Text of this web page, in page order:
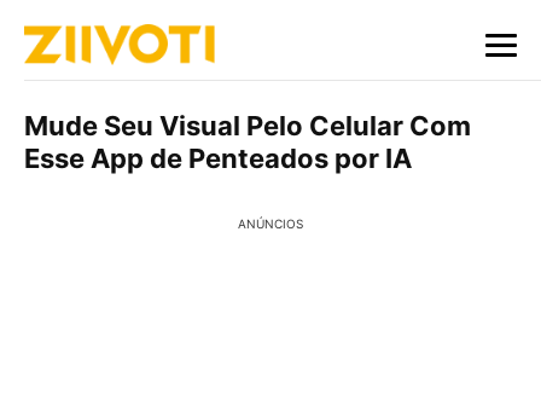
Mude Seu Visual Pelo Celular Com
Esse App de Penteados por IA
ANÚNCIOS